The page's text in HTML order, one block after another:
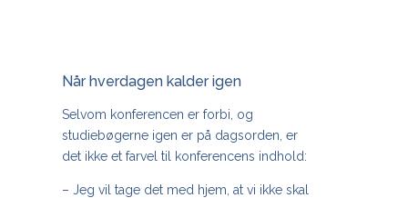
Når hverdagen kalder igen
Selvom konferencen er forbi, og
studiebøgerne igen er på dagsorden, er
det ikke et farvel til konferencens indhold:
– Jeg vil tage det med hjem, at vi ikke skal